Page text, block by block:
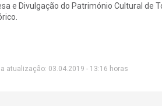
e Divulgação do Património Cultural de
atualização: 03.04.2019 - 13:16 horas